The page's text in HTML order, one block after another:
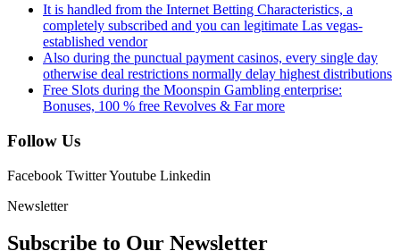
It is handled from the Internet Betting Characteristics, a
completely subscribed and you can legitimate Las vegas-
established vendor
Also during the punctual payment casinos, every single day
otherwise deal restrictions normally delay highest distributions
Free Slots during the Moonspin Gambling enterprise:
Bonuses, 100 % free Revolves & Far more
Follow Us
Facebook TwitterYoutube Linkedin
Newsletter
Subscribe to Our Newsletter